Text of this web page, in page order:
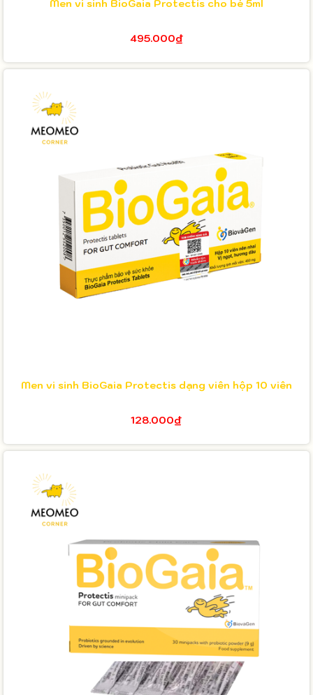
Men vi sinh BioGaia Protectis cho bé 5ml
495.000₫
Men vi sinh BioGaia Protectis dạng viên hộp 10 viên
128.000₫